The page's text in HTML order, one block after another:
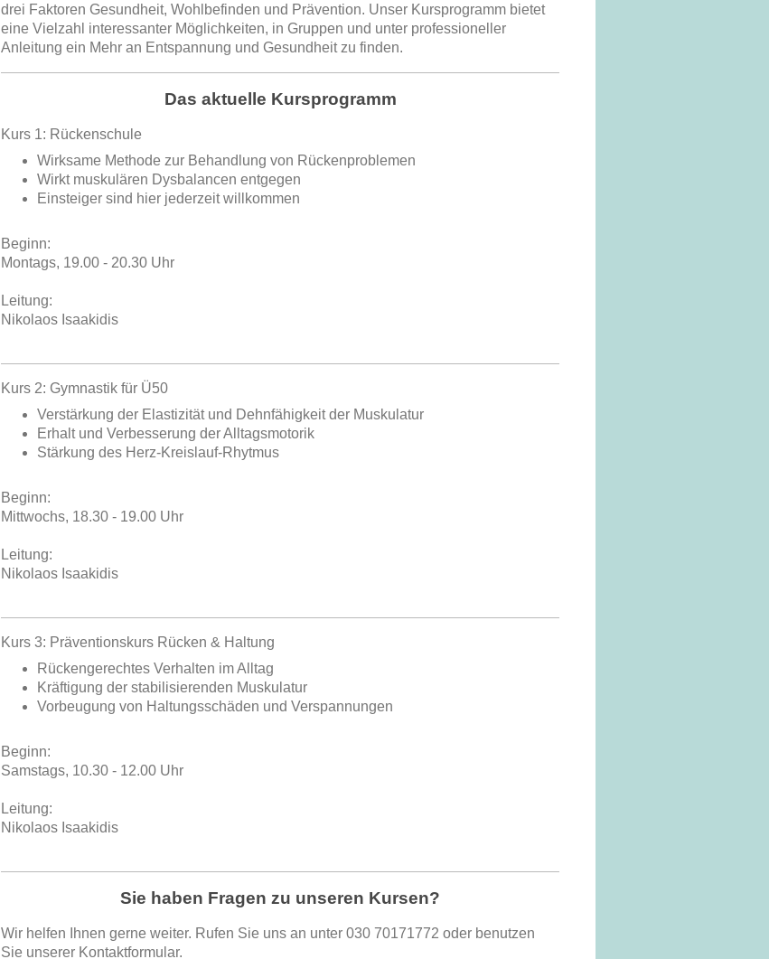
drei Faktoren Gesundheit, Wohlbefinden und Prävention. Unser Kursprogramm bietet
eine Vielzahl interessanter Möglichkeiten, in Gruppen und unter professioneller
Anleitung ein Mehr an Entspannung und Gesundheit zu finden.
Das aktuelle Kursprogramm
Kurs 1: Rückenschule
Wirksame Methode zur Behandlung von Rückenproblemen
Wirkt muskulären Dysbalancen entgegen
Einsteiger sind hier jederzeit willkommen
Beginn:
Montags, 19.00 - 20.30 Uhr
Leitung:
Nikolaos Isaakidis
Kurs 2: Gymnastik für Ü50
Verstärkung der Elastizität und Dehnfähigkeit der Muskulatur
Erhalt und Verbesserung der Alltagsmotorik
Stärkung des Herz-Kreislauf-Rhytmus
Beginn:
Mittwochs, 18.30 - 19.00 Uhr
Leitung:
Nikolaos Isaakidis
Kurs 3: Präventionskurs Rücken & Haltung
Rückengerechtes Verhalten im Alltag
Kräftigung der stabilisierenden Muskulatur
Vorbeugung von Haltungsschäden und Verspannungen
Beginn:
Samstags, 10.30 - 12.00 Uhr
Leitung:
Nikolaos Isaakidis
Sie haben Fragen zu unseren Kursen?
Wir helfen Ihnen gerne weiter. Rufen Sie uns an unter030 70171772 oder benutzen
Sie unserer Kontaktformular.